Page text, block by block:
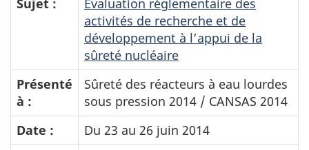
Sujet :
Évaluation réglementaire des
activités de recherche et de
développement à l’appui de la
sûreté nucléaire
Présenté
à :
Sûreté des réacteurs à eau lourdes
sous pression 2014 / CANSAS 2014
Date :
Du 23 au 26 juin 2014